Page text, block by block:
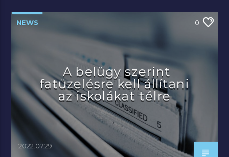
NEWS 0
A belügy szerint
fatüzelésre kell állítani
az iskolákat télre
2022.07.29.